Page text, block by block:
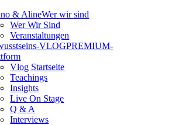
& AlineWer wir sind
Wer Wir Sind
Veranstaltungen
VLOGPREMIUM-
Vlog Startseite
Teachings
Insights
Live On Stage
Q & A
Interviews